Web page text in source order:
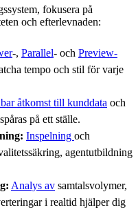
fokusera på
och efterlevnaden:
-, Parallel- och Preview-
tempo och stil för varje
åtkomst till kunddata och
på ett ställe.
Inspelning och
agentutbildning
Analys av samtalsvolymer,
i realtid hjälper dig